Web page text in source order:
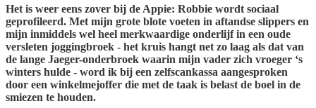
Het is weer eens zover bij de Appie: Robbie wordt sociaal
geprofileerd. Met mijn grote blote voeten in aftandse slippers en
mijn inmiddels wel heel merkwaardige onderlijf in een oude
versleten joggingbroek - het kruis hangt net zo laag als dat van
de lange Jaeger-onderbroek waarin mijn vader zich vroeger ‘s
winters hulde - word ik bij een zelfscankassa aangesproken
door een winkelmejoffer die met de taak is belast de boel in de
smiezen te houden.